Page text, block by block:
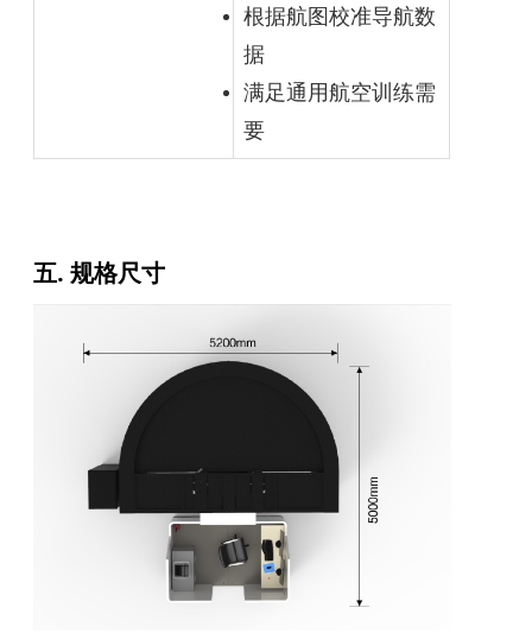
根据航图校准导航数
据
满足通用航空训练需
要
五. 规格尺寸